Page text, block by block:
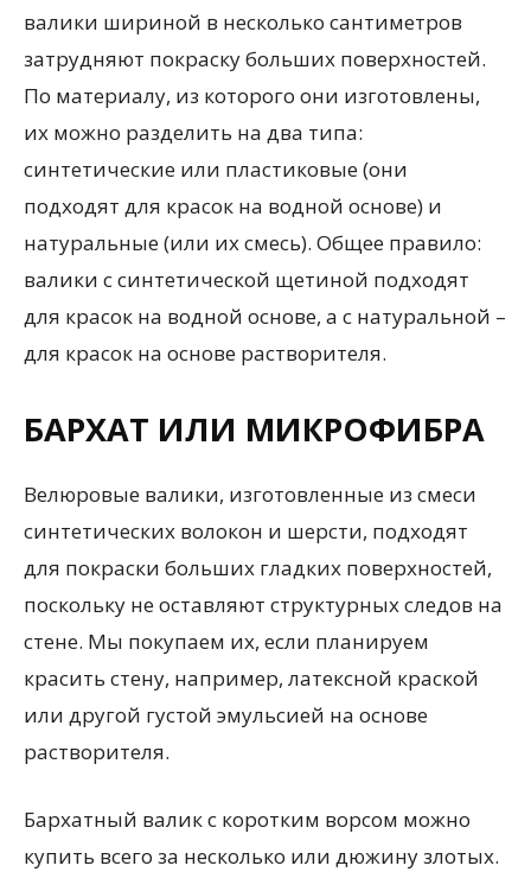
валики шириной в несколько сантиметров
затрудняют покраску больших поверхностей.
По материалу, из которого они изготовлены,
их можно разделить на два типа:
синтетические или пластиковые (они
подходят для красок на водной основе) и
натуральные (или их смесь). Общее правило:
валики с синтетической щетиной подходят
для красок на водной основе, а с натуральной –
для красок на основе растворителя.
БАРХАТ ИЛИ МИКРОФИБРА
Велюровые валики, изготовленные из смеси
синтетических волокон и шерсти, подходят
для покраски больших гладких поверхностей,
поскольку не оставляют структурных следов на
стене. Мы покупаем их, если планируем
красить стену, например, латексной краской
или другой густой эмульсией на основе
растворителя.
Бархатный валик с коротким ворсом можно
купить всего за несколько или дюжину злотых.